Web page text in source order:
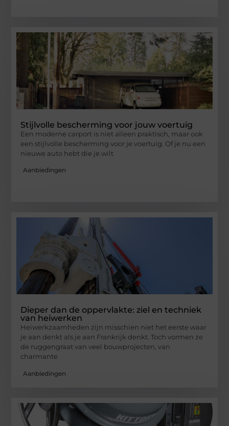
Stijlvolle bescherming voor jouw voertuig
Een moderne carport is niet alleen praktisch, maar ook
een stijlvolle bescherming voor je voertuig. Of je nu een
nieuwe auto hebt die je wilt
Aanbiedingen
Dieper dan de oppervlakte: ziel en techniek
van heiwerken
Heiwerkzaamheden zijn misschien niet het eerste waar
je aan denkt als je aan Frankrijk denkt. Toch vormen ze
de ruggengraat van veel bouwprojecten, van
charmante
Aanbiedingen